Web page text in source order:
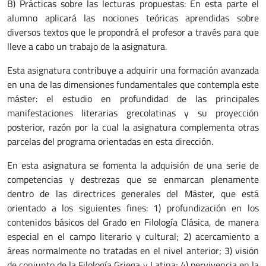
B) Prácticas sobre las lecturas propuestas: En esta parte el
alumno aplicará las nociones teóricas aprendidas sobre
diversos textos que le propondrá el profesor a través para que
lleve a cabo un trabajo de la asignatura.
Esta asignatura contribuye a adquirir una formación avanzada
en una de las dimensiones fundamentales que contempla este
máster: el estudio en profundidad de las principales
manifestaciones literarias grecolatinas y su proyección
posterior, razón por la cual la asignatura complementa otras
parcelas del programa orientadas en esta dirección.
En esta asignatura se fomenta la adquisión de una serie de
competencias y destrezas que se enmarcan plenamente
dentro de las directrices generales del Máster, que está
orientado a los siguientes fines: 1) profundización en los
contenidos básicos del Grado en Filología Clásica, de manera
especial en el campo literario y cultural; 2) acercamiento a
áreas normalmente no tratadas en el nivel anterior; 3) visión